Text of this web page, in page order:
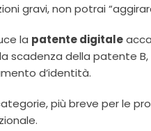
gravi, non potrai
la patente digitale
scadenza della patente
d’identità.
più breve per le